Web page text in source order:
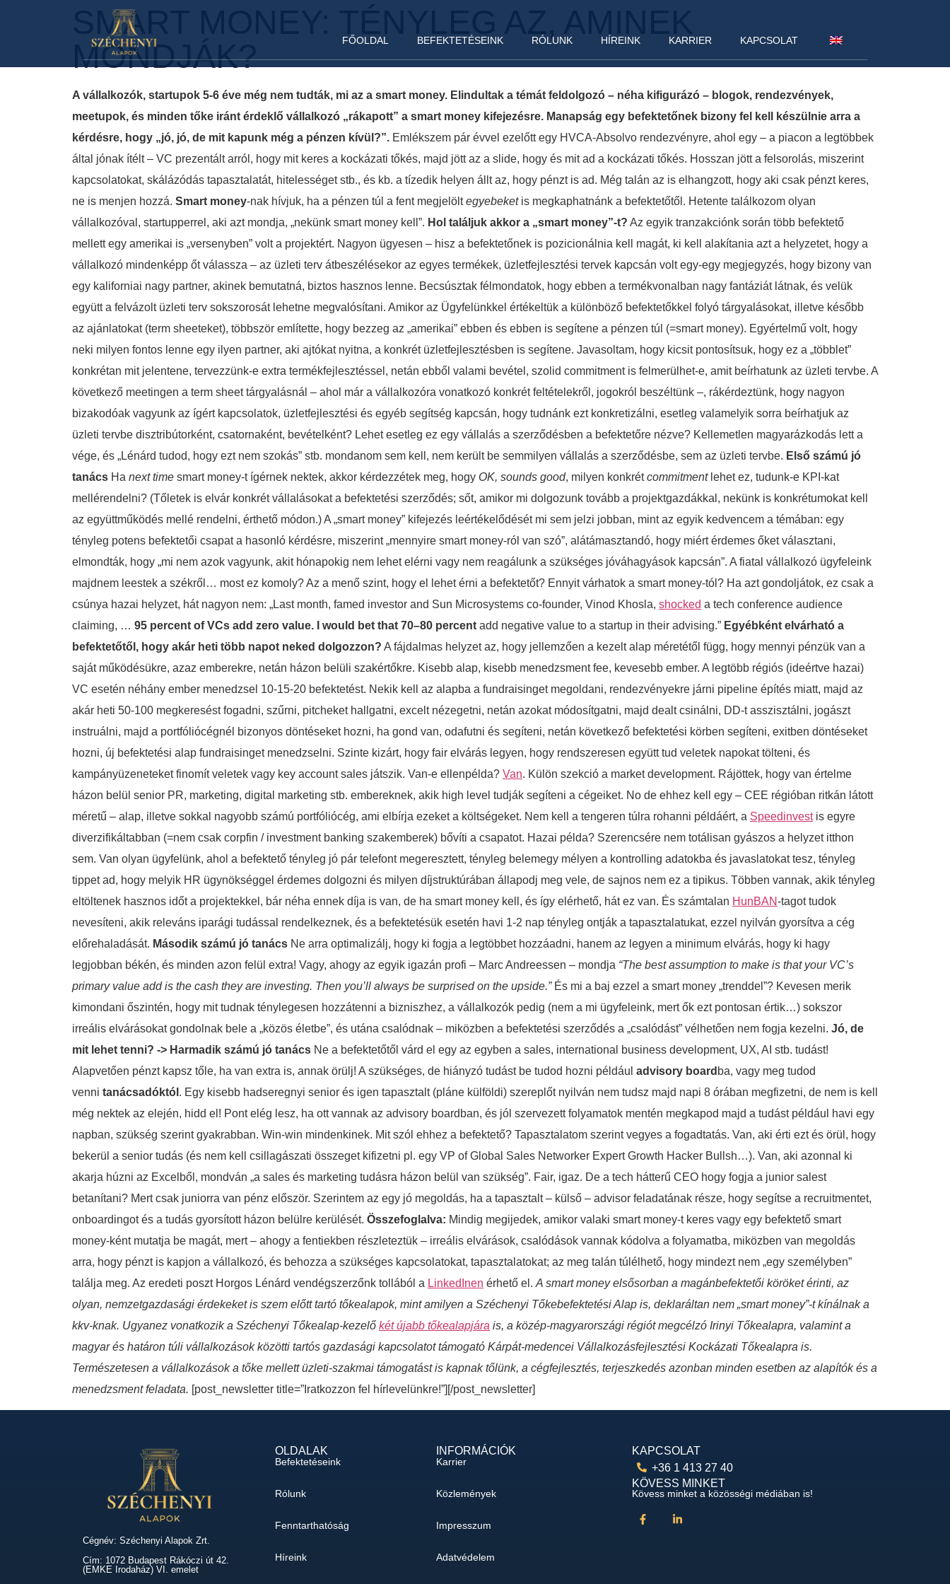
FŐOLDAL BEFEKTETÉSEINK RÓLUNK HÍREINK KARRIER KAPCSOLAT
SMART MONEY: TÉNYLEG AZ, AMINEK
MONDJÁK?
A vállalkozók, startupok 5-6 éve még nem tudták, mi az a smart money. Elindultak a témát feldolgozó – néha kifigurázó – blogok, rendezvények,
meetupok, és minden tőke iránt érdeklő vállalkozó „rákapott” a smart money kifejezésre. Manapság egy befektetőnek bizony fel kell készülnie arra a
kérdésre, hogy „jó, jó, de mit kapunk még a pénzen kívül?”. Emlékszem pár évvel ezelőtt egy HVCA-Absolvo rendezvényre, ahol egy – a piacon a legtöbbek
által jónak ítélt – VC prezentált arról, hogy mit keres a kockázati tőkés, majd jött az a slide, hogy és mit ad a kockázati tőkés. Hosszan jött a felsorolás, miszerint
kapcsolatokat, skálázódás tapasztalatát, hitelességet stb., és kb. a tízedik helyen állt az, hogy pénzt is ad. Még talán az is elhangzott, hogy aki csak pénzt keres,
ne is menjen hozzá. Smart money-nak hívjuk, ha a pénzen túl a fent megjelöltegyebeketis megkaphatnánk a befektetőtől. Hetente találkozom olyan
vállalkozóval, startupperrel, aki azt mondja, „nekünk smart money kell”. Hol találjuk akkor a „smart money”-t? Az egyik tranzakciónk során több befektető
mellett egy amerikai is „versenyben” volt a projektért. Nagyon ügyesen – hisz a befektetőnek is pozicionálnia kell magát, ki kell alakítania azt a helyzetet, hogy a
vállalkozó mindenképp őt válassza – az üzleti terv átbeszélésekor az egyes termékek, üzletfejlesztési tervek kapcsán volt egy-egy megjegyzés, hogy bizony van
egy kaliforniai nagy partner, akinek bemutatná, biztos hasznos lenne. Becsúsztak félmondatok, hogy ebben a termékvonalban nagy fantáziát látnak, és velük
együtt a felvázolt üzleti terv sokszorosát lehetne megvalósítani. Amikor az Ügyfelünkkel értékeltük a különböző befektetőkkel folyó tárgyalásokat, illetve később
az ajánlatokat (term sheeteket), többször említette, hogy bezzeg az „amerikai” ebben és ebben is segítene a pénzen túl (=smart money). Egyértelmű volt, hogy
neki milyen fontos lenne egy ilyen partner, aki ajtókat nyitna, a konkrét üzletfejlesztésben is segítene. Javasoltam, hogy kicsit pontosítsuk, hogy ez a „többlet”
konkrétan mit jelentene, tervezzünk-e extra termékfejlesztéssel, netán ebből valami bevétel, szolid commitment is felmerülhet-e, amit beírhatunk az üzleti tervbe. A
következő meetingen a term sheet tárgyalásnál – ahol már a vállalkozóra vonatkozó konkrét feltételekről, jogokról beszéltünk –, rákérdeztünk, hogy nagyon
bizakodóak vagyunk az ígért kapcsolatok, üzletfejlesztési és egyéb segítség kapcsán, hogy tudnánk ezt konkretizálni, esetleg valamelyik sorra beírhatjuk az
üzleti tervbe disztribútorként, csatornaként, bevételként? Lehet esetleg ez egy vállalás a szerződésben a befektetőre nézve? Kellemetlen magyarázkodás lett a
vége, és „Lénárd tudod, hogy ezt nem szokás” stb. mondanom sem kell, nem került be semmilyen vállalás a szerződésbe, sem az üzleti tervbe. Első számú jó
tanács Ha next time smart money-t ígérnek nektek, akkor kérdezzétek meg, hogy OK, sounds good, milyen konkrétcommitmentlehet ez, tudunk-e KPI-kat
mellérendelni? (Tőletek is elvár konkrét vállalásokat a befektetési szerződés; sőt, amikor mi dolgozunk tovább a projektgazdákkal, nekünk is konkrétumokat kell
az együttműködés mellé rendelni, érthető módon.) A „smart money” kifejezés leértékelődését mi sem jelzi jobban, mint az egyik kedvencem a témában: egy
tényleg potens befektetői csapat a hasonló kérdésre, miszerint „mennyire smart money-ról van szó”, alátámasztandó, hogy miért érdemes őket választani,
elmondták, hogy „mi nem azok vagyunk, akit hónapokig nem lehet elérni vagy nem reagálunk a szükséges jóváhagyások kapcsán”. A fiatal vállalkozó ügyfeleink
majdnem leestek a székről… most ez komoly? Az a menő szint, hogy el lehet érni a befektetőt? Ennyit várhatok a smart money-tól? Ha azt gondoljátok, ez csak a
csúnya hazai helyzet, hát nagyon nem: „Last month, famed investor and Sun Microsystems co-founder, Vinod Khosla, shocked a tech conference audience
claiming, … 95 percent of VCs add zero value. I would bet that 70–80 percent add negative value to a startup in their advising.” Egyébként elvárható a
befektetőtől, hogy akár heti több napot neked dolgozzon? A fájdalmas helyzet az, hogy jellemzően a kezelt alap méretétől függ, hogy mennyi pénzük van a
saját működésükre, azaz emberekre, netán házon belüli szakértőkre. Kisebb alap, kisebb menedzsment fee, kevesebb ember. A legtöbb régiós (ideértve hazai)
VC esetén néhány ember menedzsel 10-15-20 befektetést. Nekik kell az alapba a fundraisinget megoldani, rendezvényekre járni pipeline építés miatt, majd az
akár heti 50-100 megkeresést fogadni, szűrni, pitcheket hallgatni, excelt nézegetni, netán azokat módosítgatni, majd dealt csinálni, DD-t asszisztálni, jogászt
instruálni, majd a portfóliócégnél bizonyos döntéseket hozni, ha gond van, odafutni és segíteni, netán következő befektetési körben segíteni, exitben döntéseket
hozni, új befektetési alap fundraisinget menedzselni. Szinte kizárt, hogy fair elvárás legyen, hogy rendszeresen együtt tud veletek napokat tölteni, és
kampányüzeneteket finomít veletek vagy key account sales játszik. Van-e ellenpélda? Van. Külön szekció a market development. Rájöttek, hogy van értelme
házon belül senior PR, marketing, digital marketing stb. embereknek, akik high level tudják segíteni a cégeiket. No de ehhez kell egy – CEE régióban ritkán látott
méretű – alap, illetve sokkal nagyobb számú portfóliócég, ami elbírja ezeket a költségeket. Nem kell a tengeren túlra rohanni példáért, a Speedinvestis egyre
diverzifikáltabban (=nem csak corpfin / investment banking szakemberek) bővíti a csapatot. Hazai példa? Szerencsére nem totálisan gyászos a helyzet itthon
sem. Van olyan ügyfelünk, ahol a befektető tényleg jó pár telefont megeresztett, tényleg belemegy mélyen a kontrolling adatokba és javaslatokat tesz, tényleg
tippet ad, hogy melyik HR ügynökséggel érdemes dolgozni és milyen díjstruktúrában állapodj meg vele, de sajnos nem ez a tipikus. Többen vannak, akik tényleg
eltöltenek hasznos időt a projektekkel, bár néha ennek díja is van, de ha smart money kell, és így elérhető, hát ez van. És számtalan HunBAN-tagot tudok
nevesíteni, akik releváns iparági tudással rendelkeznek, és a befektetésük esetén havi 1-2 nap tényleg ontják a tapasztalatukat, ezzel nyilván gyorsítva a cég
előrehaladását. Második számú jó tanács Ne arra optimalizálj, hogy ki fogja a legtöbbet hozzáadni, hanem az legyen a minimum elvárás, hogy ki hagy
legjobban békén, és minden azon felül extra! Vagy, ahogy az egyik igazán profi – Marc Andreessen – mondja “The best assumption to make is that your VC’s
primary value add is the cash they are investing. Then you’ll always be surprised on the upside.”És mi a baj ezzel a smart money „trenddel”? Kevesen merik
kimondani őszintén, hogy mit tudnak ténylegesen hozzátenni a bizniszhez, a vállalkozók pedig (nem a mi ügyfeleink, mert ők ezt pontosan értik…) sokszor
irreális elvárásokat gondolnak bele a „közös életbe”, és utána csalódnak – miközben a befektetési szerződés a „csalódást” vélhetően nem fogja kezelni. Jó, de
mit lehet tenni? -> Harmadik számú jó tanács Ne a befektetőtől várd el egy az egyben a sales, international business development, UX, AI stb. tudást!
Alapvetően pénzt kapsz tőle, ha van extra is, annak örülj! A szükséges, de hiányzó tudást be tudod hozni például advisory board ba, vagy meg tudod
venni tanácsadóktól . Egy kisebb hadseregnyi senior és igen tapasztalt (pláne külföldi) szereplőt nyilván nem tudsz majd napi 8 órában megfizetni, de nem is kell
még nektek az elején, hidd el! Pont elég lesz, ha ott vannak az advisory boardban, és jól szervezett folyamatok mentén megkapod majd a tudást például havi egy
napban, szükség szerint gyakrabban. Win-win mindenkinek. Mit szól ehhez a befektető? Tapasztalatom szerint vegyes a fogadtatás. Van, aki érti ezt és örül, hogy
bekerül a senior tudás (és nem kell csillagászati összeget kifizetni pl. egy VP of Global Sales Networker Expert Growth Hacker Bullsh…). Van, aki azonnal ki
akarja húzni az Excelből, mondván „a sales és marketing tudásra házon belül van szükség”. Fair, igaz. De a tech hátterű CEO hogy fogja a junior salest
betanítani? Mert csak juniorra van pénz először. Szerintem az egy jó megoldás, ha a tapasztalt – külső – advisor feladatának része, hogy segítse a recruitmentet,
onboardingot és a tudás gyorsított házon belülre kerülését. Összefoglalva: Mindig megijedek, amikor valaki smart money-t keres vagy egy befektető smart
money-ként mutatja be magát, mert – ahogy a fentiekben részleteztük – irreális elvárások, csalódások vannak kódolva a folyamatba, miközben van megoldás
arra, hogy pénzt is kapjon a vállalkozó, és behozza a szükséges kapcsolatokat, tapasztalatokat; az meg talán túlélhető, hogy mindezt nem „egy személyben”
találja meg. Az eredeti poszt Horgos Lénárd vendégszerzőnk tollából a LinkedInen érhető el. A smart money elsősorban a magánbefektetői köröket érinti, az
olyan, nemzetgazdasági érdekeket is szem előtt tartó tőkealapok, mint amilyen a Széchenyi Tőkebefektetési Alap is, deklaráltan nem „smart money”-t kínálnak a
kkv-knak. Ugyanez vonatkozik a Széchenyi Tőkealap-kezelő két újabb tőkealapjára is, a közép-magyarországi régiót megcélzó Irinyi Tőkealapra, valamint a
magyar és határon túli vállalkozások közötti tartós gazdasági kapcsolatot támogató Kárpát-medencei Vállalkozásfejlesztési Kockázati Tőkealapra is.
Természetesen a vállalkozások a tőke mellett üzleti-szakmai támogatást is kapnak tőlünk, a cégfejlesztés, terjeszkedés azonban minden esetben az alapítók és a
menedzsment feladata. [post_newsletter title=”Iratkozzon fel hírlevelünkre!”][/post_newsletter]
Cégnév: Széchenyi Alapok Zrt.
Cím: 1072 Budapest Rákóczi út 42.
(EMKE Irodaház) VI. emelet
OLDALAK
Befektetéseink
Rólunk
Fenntarthatóság
Híreink
INFORMÁCIÓK
Karrier
Közlemények
Impresszum
Adatvédelem
KAPCSOLAT
+36 1 413 27 40
KÖVESS MINKET
Kövess minket a közösségi médiában is!